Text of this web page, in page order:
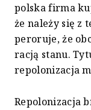
polska firma
że należy się z
peroruje, że
racją stanu.
repolonizacja
Repolonizacja